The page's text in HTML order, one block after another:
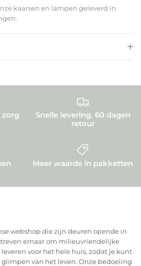
kaarsen en lampen geleverd in
zorg
Snelle levering. 60 dagen
retour
Meer waarde in pakketten
webshop die zijn deuren opende in
ernaar om milieuvriendelijke
voor het hele huis, zodat je kunt
van het leven. Onze bedoeling